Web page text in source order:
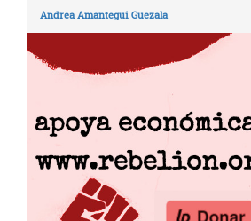
Andrea Amantegui Guezala